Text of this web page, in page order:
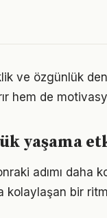
ve özgünlük
hem de
yaşama
adımı daha
kolaylaşan bir